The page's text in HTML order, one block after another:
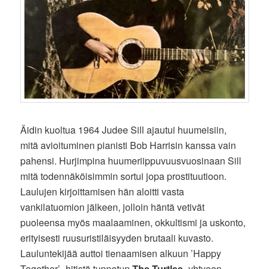
Äidin kuoltua 1964 Judee Sill ajautui huumeisiin,
mitä avioituminen pianisti Bob Harrisin kanssa vain
pahensi. Hurjimpina huumeriippuvuusvuosinaan Sill
mitä todennäköisimmin sortui jopa prostituutioon.
Laulujen kirjoittamisen hän aloitti vasta
vankilatuomion jälkeen, jolloin häntä vetivät
puoleensa myös maalaaminen, okkultismi ja uskonto,
erityisesti ruusuristiläisyyden brutaali kuvasto.
Lauluntekijää auttoi tienaamisen alkuun ’Happy